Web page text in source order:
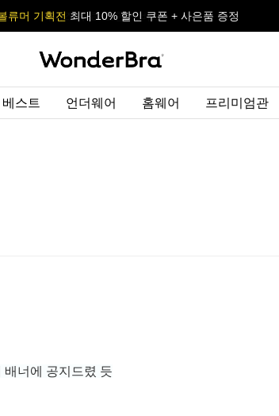
사이즈 무료 교환 서비스
류머 기획전 최대 10% 할인 쿠폰 + 사은품 증정
사이즈 무료 교환 서비스
류머 기획전 최대 10% 할인 쿠폰 + 사은품 증정
베스트 언더웨어 홈웨어 프리미엄관
배너에 공지드렸 듯